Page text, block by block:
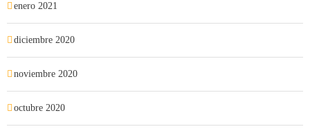
enero 2021
diciembre 2020
noviembre 2020
octubre 2020